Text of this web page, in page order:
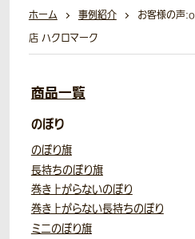
ホーム 事例紹介
お客様の声
店 ハクロマーク
商品一覧
のぼり
のぼり旗
長持ちのぼり旗
巻き上がらないのぼり
巻き上がらない長持ちのぼり
ミニのぼり旗